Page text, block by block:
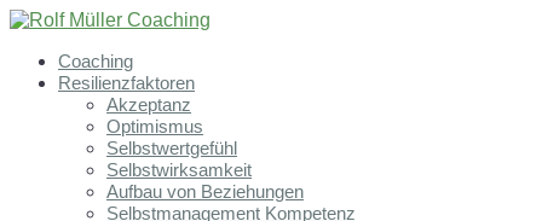
Coaching
Resilienzfaktoren
Akzeptanz
Optimismus
Selbstwertgefühl
Selbstwirksamkeit
Aufbau von Beziehungen
Selbstmanagement Kompetenz